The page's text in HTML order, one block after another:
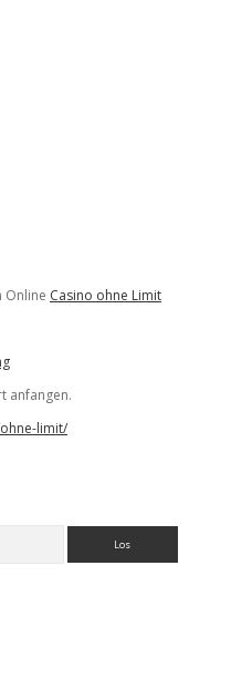
Online Casino ohne Limit
anfangen.
limit/